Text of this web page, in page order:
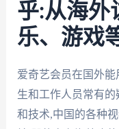
乎:从海外
乐、游戏
爱奇艺会员在国外
生和工作人员常有
和技术,中国的各种